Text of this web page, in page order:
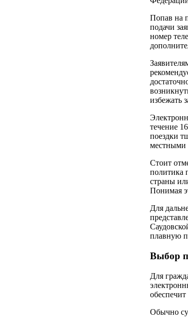
Попав на
подачи
номер
избежать
течение
поездки
местными
Стоит
политика
страны
Понимая
Для
плавную
Выбор
Для
Обычно